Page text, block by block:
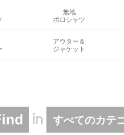
無地
ポロシャツ
アウター＆
ジャケット
in